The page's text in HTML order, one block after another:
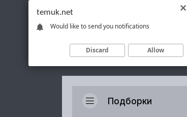
Подборки
temuk.net
Would like to send you notifications
Discard Allow